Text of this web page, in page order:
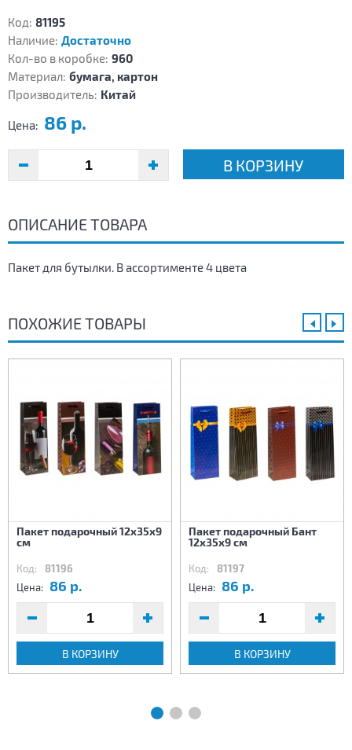
Код: 81195
Наличие: Достаточно
Кол-во в коробке: 960
Материал: бумага, картон
Производитель: Китай
Цена: 86 р.
В КОРЗИНУ
ОПИСАНИЕ ТОВАРА
Пакет для бутылки. В ассортименте 4 цвета
ПОХОЖИЕ ТОВАРЫ
Пакет подарочный 12х35х9
см
Код: 81196
Цена: 86 р.
В КОРЗИНУ
Пакет подарочный Бант
12х35х9 см
Код: 81197
Цена: 86 р.
В КОРЗИНУ